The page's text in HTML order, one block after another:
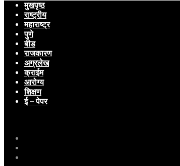
मुखपृष्ठ
राष्ट्रीय
महाराष्ट्र
पुणे
बीड
राजकारण
अग्रलेख
क्राईम
आरोग्य
शिक्षण
ई – पेपर